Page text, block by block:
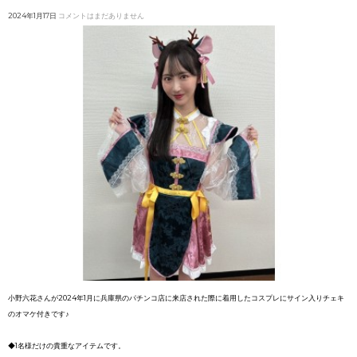
2024年1月17日 コメントはまだありません
小野六花さんが2024年1月に兵庫県のパチンコ店に来店された際に着用したコスプレにサイン入りチェキ
のオマケ付きです♪
◆1名様だけの貴重なアイテムです。